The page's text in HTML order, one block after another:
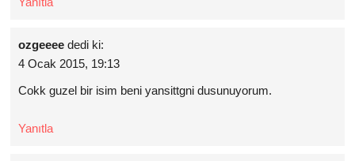
ozgeeee dedi ki:
4 Ocak 2015, 19:13
Cokk guzel bir isim beni yansittgni dusunuyorum.
Yanıtla